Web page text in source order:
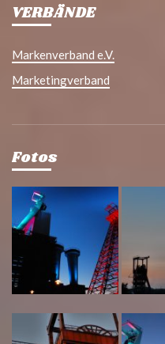
VERBÄNDE
Markenverband e.V.
Marketingverband
Fotos